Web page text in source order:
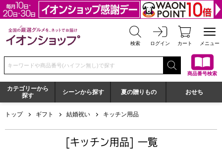
全国の厳選グルメを、ネットでお届け イオンショップ
検索 ログイン カート メニュー
検索キーワードまたは商品番号を入力してください
商品番号検索
カテゴリーから
探す
シーンから探す 夏の贈りもの おせち
トップ ギフト 結婚祝い キッチン用品
[キッチン用品] 一覧